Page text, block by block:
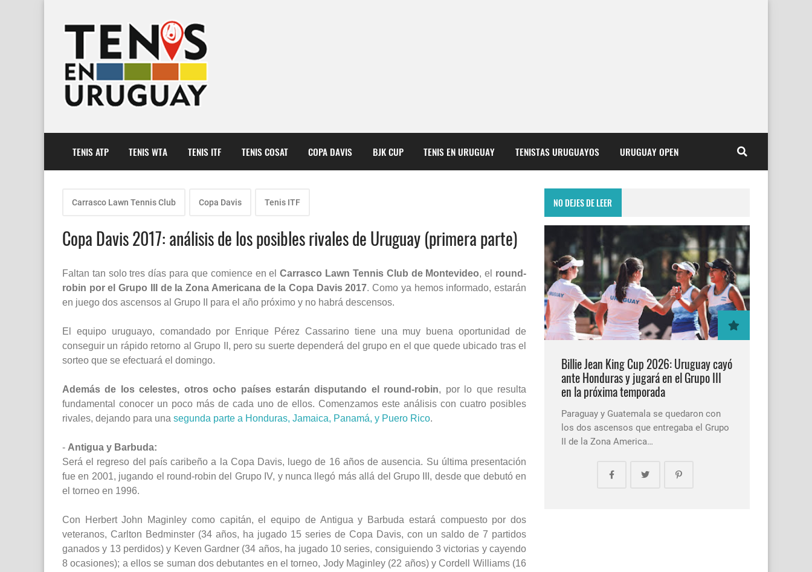
TENIS ATP TENIS WTA TENIS ITF TENIS COSAT COPA DAVIS BJK CUP TENIS EN URUGUAY TENISTAS URUGUAYOS URUGUAY OPEN
Carrasco Lawn Tennis Club Copa Davis Tenis ITF
Copa Davis 2017: análisis de los posibles rivales de Uruguay (primera parte)
Faltan tan solo tres días para que comience en elCarrasco Lawn Tennis Club de Montevideo, el round-
robin por el Grupo III de la Zona Americana de la Copa Davis 2017. Como ya hemos informado, estarán
en juego dos ascensos al Grupo II para el año próximo y no habrá descensos.
El equipo uruguayo, comandado por Enrique Pérez Cassarino tiene una muy buena oportunidad de
conseguir un rápido retorno al Grupo II, pero su suerte dependerá del grupo en el que quede ubicado tras el
sorteo que se efectuará el domingo.
Además de los celestes, otros ocho países estarán disputando el round-robin, por lo que resulta
fundamental conocer un poco más de cada uno de ellos. Comenzamos este análisis con cuatro posibles
rivales, dejando para una segunda parte a Honduras, Jamaica, Panamá, y Puero Rico.
- Antigua y Barbuda:
Será el regreso del país caribeño a la Copa Davis, luego de 16 años de ausencia. Su última presentación
fue en 2001, jugando el round-robin del Grupo IV, y nunca llegó más allá del Grupo III, desde que debutó en
el torneo en 1996.
Con Herbert John Maginley como capitán, el equipo de Antigua y Barbuda estará compuesto por dos
veteranos, Carlton Bedminster (34 años, ha jugado 15 series de Copa Davis, con un saldo de 7 partidos
ganados y 13 perdidos) y Keven Gardner (34 años, ha jugado 10 series, consiguiendo 3 victorias y cayendo
8 ocasiones); a ellos se suman dos debutantes en el torneo, Jody Maginley (22 años) y Cordell Williams (16
NO DEJES DE LEER
Billie Jean King Cup 2026: Uruguay cayó
ante Honduras y jugará en el Grupo III
en la próxima temporada
Paraguay y Guatemala se quedaron con
los dos ascensos que entregaba el Grupo
II de la Zona America…